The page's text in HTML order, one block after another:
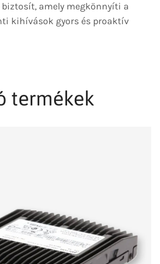
amely megkönnyíti a
kihívások gyors és proaktív
termékek